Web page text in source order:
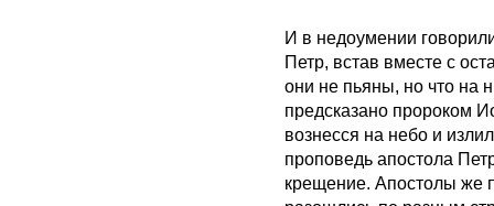
И в недоумении
Петр, встав вместе с
они не пьяны, но что на
предсказано пророком
вознесся на небо и
проповедь апостола
крещение. Апостолы же